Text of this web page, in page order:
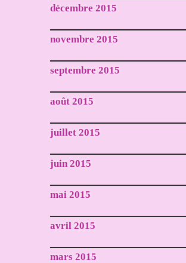
décembre 2015
novembre 2015
septembre 2015
août 2015
juillet 2015
juin 2015
mai 2015
avril 2015
mars 2015